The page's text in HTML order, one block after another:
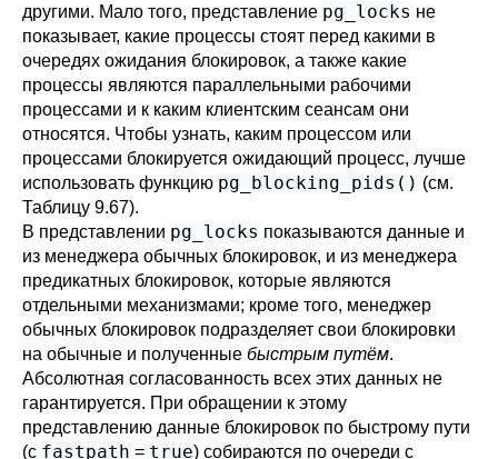
другими. Мало того, представление pg_locks не
показывает, какие процессы стоят перед какими в
очередях ожидания блокировок, а также какие
процессы являются параллельными рабочими
процессами и к каким клиентским сеансам они
относятся. Чтобы узнать, каким процессом или
процессами блокируется ожидающий процесс, лучше
использовать функцию pg_blocking_pids() (см.
Таблицу 9.67).
В представлении pg_locks показываются данные и
из менеджера обычных блокировок, и из менеджера
предикатных блокировок, которые являются
отдельными механизмами; кроме того, менеджер
обычных блокировок подразделяет свои блокировки
на обычные и полученные быстрым путём.
Абсолютная согласованность всех этих данных не
гарантируется. При обращении к этому
представлению данные блокировок по быстрому пути
(с fastpath = true) собираются по очереди с